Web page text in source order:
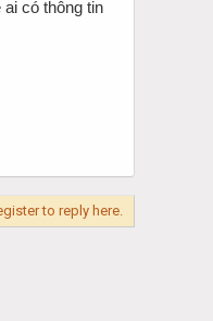
có thông tin
to reply here.